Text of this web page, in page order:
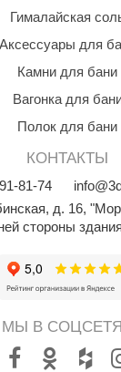
Гималайская
Аксессуары для
Камни для бани
Вагонка для
Полок для бани
КОНТАКТЫ
81-74
д. 16,
стороны
МЫ В